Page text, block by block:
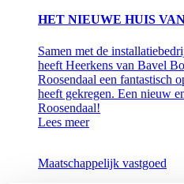
HET NIEUWE HUIS
Samen met de
heeft Heerkens van Bavel
Roosendaal een fantastisch
heeft gekregen. Een nieuw
Roosendaal!
Lees meer
Maatschappelijk vastgoed